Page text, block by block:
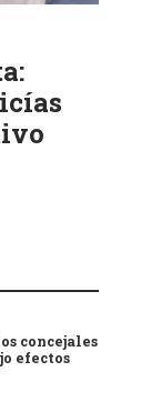
concejales
efectos